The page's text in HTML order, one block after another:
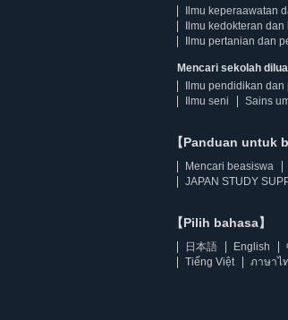
Ilmu keperaawatan
Ilmu kedokteran
Ilmu pertanian dan
Mencari sekolah
Ilmu pendidikan
Ilmu seni
Sains
【Panduan untuk
Mencari beasiswa
JAPAN STUDY
【Pilih bahasa】
日本語 English
Tiếng Việt
ภาษาไ